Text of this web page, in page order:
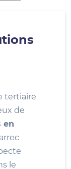
tertiaire
de
en
le